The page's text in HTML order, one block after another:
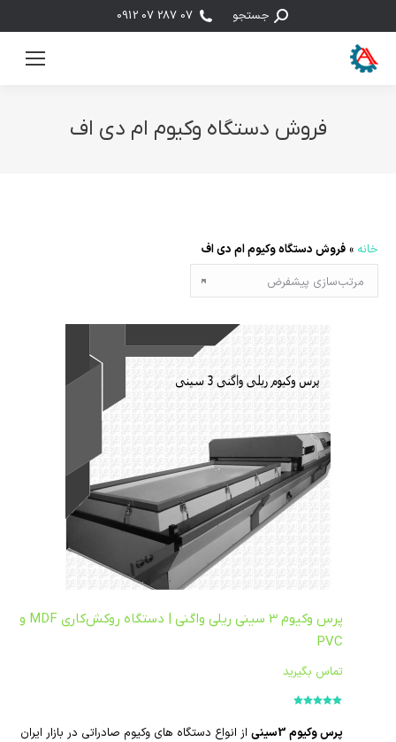
جستجو:جستجو 07 287 07 0912
فروش دستگاه وکیوم ام دی اف
خانه » فروش دستگاه وکیوم ام دی اف
پرس وکیوم 3 سینی ریلی واگنی | دستگاه روکش‌کاری MDF و
PVC
تماس بگیرید
پرس وکیوم 3سینی
از انواع دستگاه های وکیوم صادراتی در بازار ایران